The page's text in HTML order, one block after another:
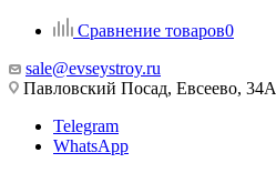
Сравнение товаров0
sale@evseystroy.ru
Павловский Посад, Евсеево, 34А
Telegram
WhatsApp